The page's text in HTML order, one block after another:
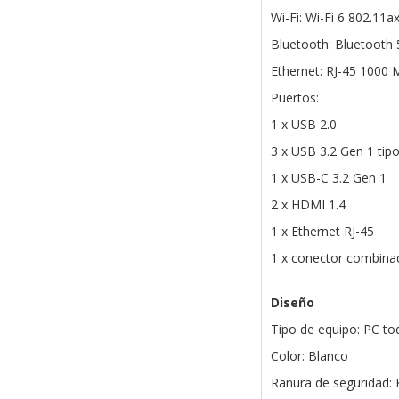
Wi-Fi: Wi-Fi 6
Bluetooth: Bluetooth
Ethernet: RJ-45 1000
Puertos:
1 x USB 2.0
3 x USB 3.2 Gen 1
1 x USB-C 3.2 Gen 1
2 x HDMI 1.4
1 x Ethernet RJ-45
1 x conector
Diseño
Tipo de equipo: PC
Color: Blanco
Ranura de seguridad: